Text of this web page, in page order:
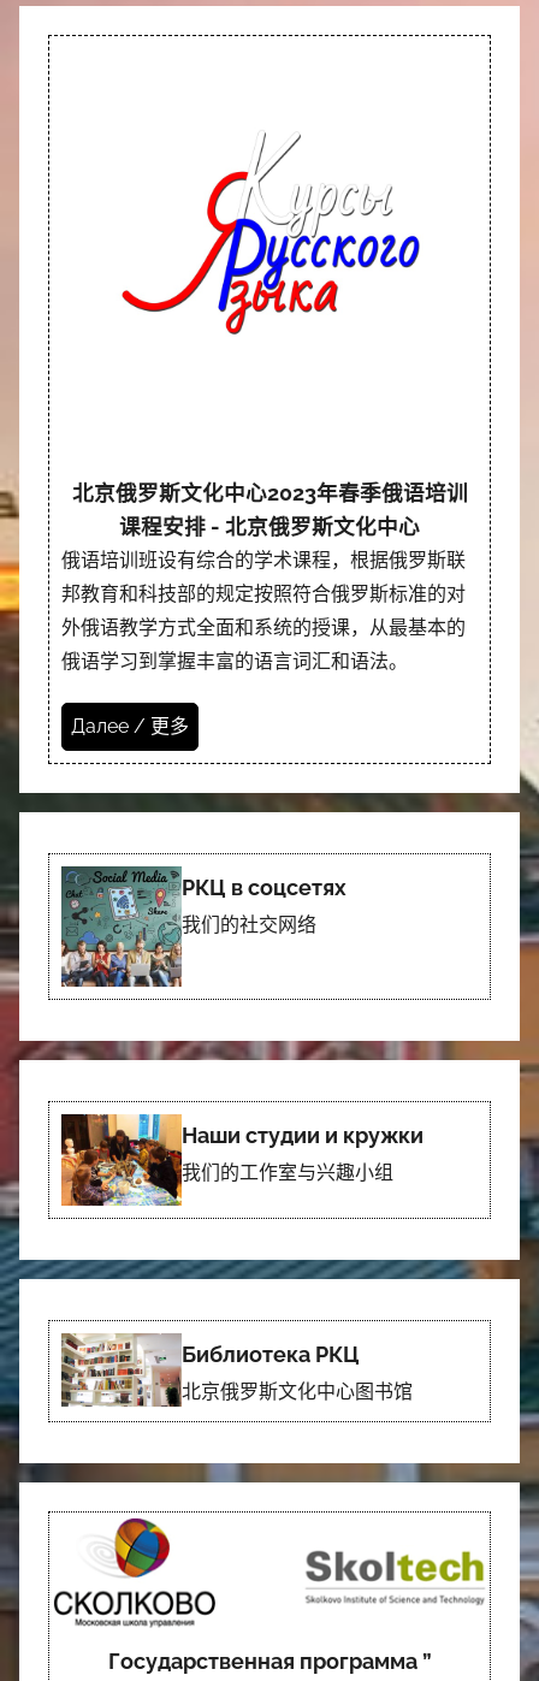
北京俄罗斯文化中心2023年春季俄语培训
课程安排 - 北京俄罗斯文化中心
俄语培训班设有综合的学术课程，根据俄罗斯联
邦教育和科技部的规定按照符合俄罗斯标准的对
外俄语教学方式全面和系统的授课，从最基本的
俄语学习到掌握丰富的语言词汇和语法。
Далее / 更多
РКЦ в соцсетях
我们的社交网络
Наши студии и кружки
我们的工作室与兴趣小组
Библиотека РКЦ
北京俄罗斯文化中心图书馆
Государственная программа ”